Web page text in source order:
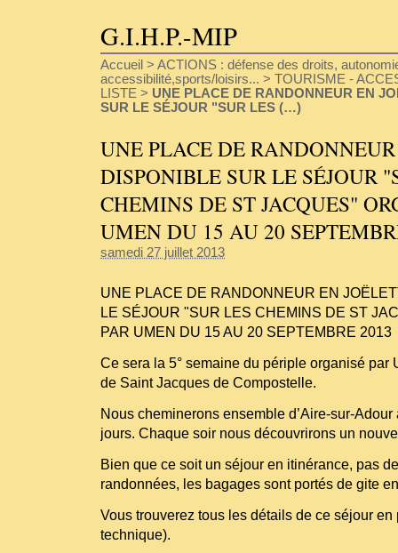
G.I.H.P.-MIP
Accueil > ACTIONS : défense des droits,
accessibilité,sports/loisirs... > TOURISME -
LISTE > UNE PLACE DE RANDONNEUR EN
SUR LE SÉJOUR "SUR LES (…)
UNE PLACE DE
DISPONIBLE SUR LE SÉJOUR
CHEMINS DE ST JACQUES"
UMEN DU 15 AU 20
samedi 27 juillet 2013
UNE PLACE DE RANDONNEUR EN
LE SÉJOUR "SUR LES CHEMINS DE ST
PAR UMEN DU 15 AU 20 SEPTEMBRE 2013
Ce sera la 5° semaine du périple organisé par
de Saint Jacques de Compostelle.
Nous cheminerons ensemble d’Aire-sur-
jours. Chaque soir nous découvrirons un
Bien que ce soit un séjour en itinérance, pas
randonnées, les bagages sont portés de gite
Vous trouverez tous les détails de ce séjour
technique).